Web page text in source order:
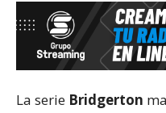
La serie Bridgerton